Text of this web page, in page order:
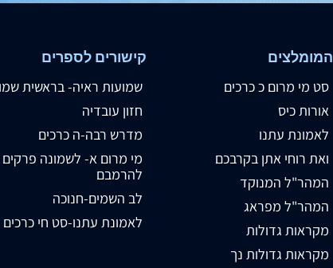
המומלצים
סט מי מרום כ כרכים
אורות כיס
לאמונת עתנו
ואת רוחי אתן בקרבכם
המהר"ל המנוקד
המהר"ל מפראג
מקראות גדולות
מקראות גדולות נך
קישורים לספרים
שמועות ראיה- בראשית
חזון עובדיה
מדרש רבה-ה כרכים
מי מרום א- לשמונה פרקים
להרמבם
לב השמים-חנוכה
לאמונת עתנו-סט חי כרכים